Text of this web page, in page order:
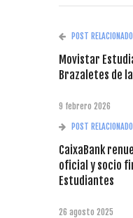
POST RELACIONADO
Movistar
Brazaletes de
9 febrero 2026
POST RELACIONADO
CaixaBank
oficial y socio
Estudiantes
26 agosto 2025